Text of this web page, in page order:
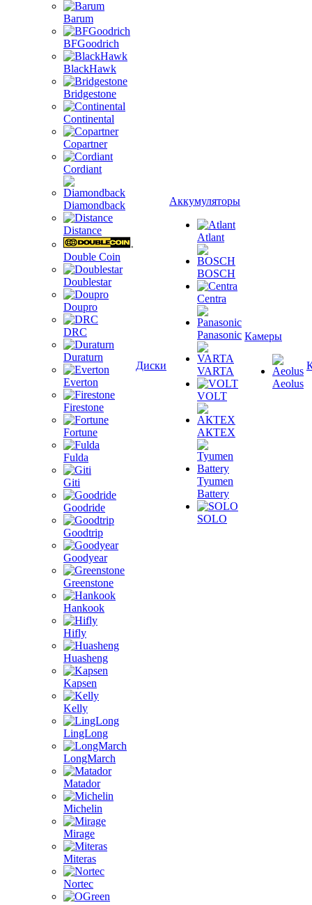
Barum
BFGoodrich
BlackHawk
Bridgestone
Continental
Copartner
Cordiant
Diamondback
Distance
Double Coin
Doublestar
Doupro
DRC
Duraturn
Everton
Firestone
Fortune
Fulda
Giti
Goodride
Goodtrip
Goodyear
Greenstone
Hankook
Hifly
Huasheng
Kapsen
Kelly
LingLong
LongMarch
Matador
Michelin
Mirage
Miteras
Nortec
Диски
Аккумуляторы
Atlant
BOSCH
Centra
Panasonic
VARTA
VOLT
АКТЕХ
Tyumen
Battery
SOLO
Камеры
Aeolus